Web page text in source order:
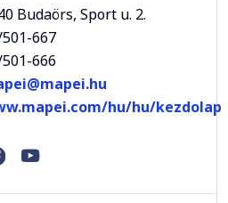
Budaörs, Sport u. 2.
667
666
hu/hu/kezdolap